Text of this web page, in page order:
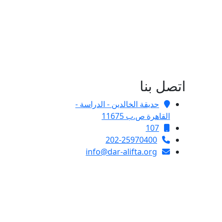
اتصل بنا
حديقة الخالدين - الدراسة -
القاهرة ص.ب 11675
107
202-25970400
info@dar-alifta.org